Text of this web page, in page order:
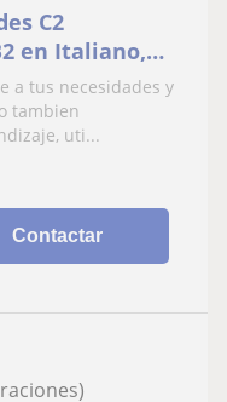
C2
en Italiano,
profesora
a tus necesidades y
tambien
uti...
Contactar